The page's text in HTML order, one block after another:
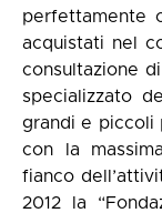
perfettamente
acquistati nel
consultazione
specializzato
grandi e piccoli
con la
fianco
2012 la